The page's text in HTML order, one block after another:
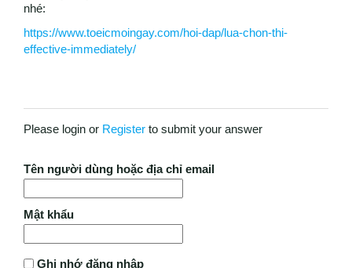
nhé:
https://www.toeicmoingay.com/hoi-dap/lua-chon-thi-
effective-immediately/
Please login or Register to submit your answer
Tên người dùng hoặc địa chỉ email
Mật khẩu
Ghi nhớ đăng nhập